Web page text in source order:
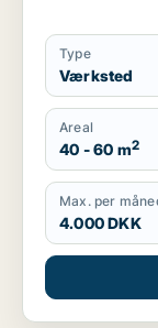
Type
Værksted
Areal
40 - 60 m2
Max. per
4.000 DKK